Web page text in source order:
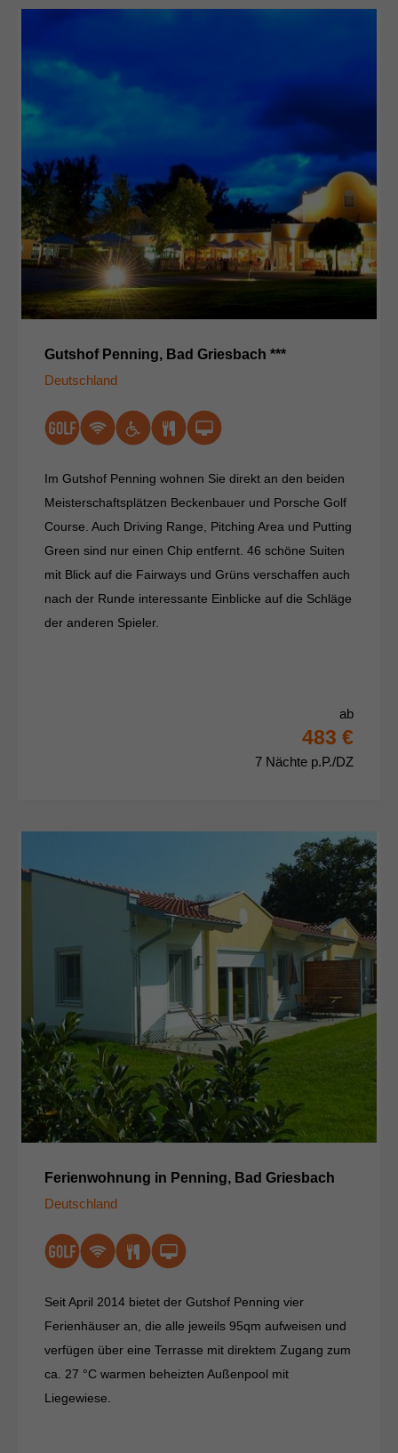
Gutshof Penning, Bad Griesbach ***
Deutschland
Im Gutshof Penning wohnen Sie direkt an den beiden
Meisterschaftsplätzen Beckenbauer und Porsche Golf
Course. Auch Driving Range, Pitching Area und Putting
Green sind nur einen Chip entfernt. 46 schöne Suiten
mit Blick auf die Fairways und Grüns verschaffen auch
nach der Runde interessante Einblicke auf die Schläge
der anderen Spieler.
ab
483 €
7 Nächte p.P./DZ
Ferienwohnung in Penning, Bad Griesbach
Deutschland
Seit April 2014 bietet der Gutshof Penning vier
Ferienhäuser an, die alle jeweils 95qm aufweisen und
verfügen über eine Terrasse mit direktem Zugang zum
ca. 27 °C warmen beheizten Außenpool mit
Liegewiese.